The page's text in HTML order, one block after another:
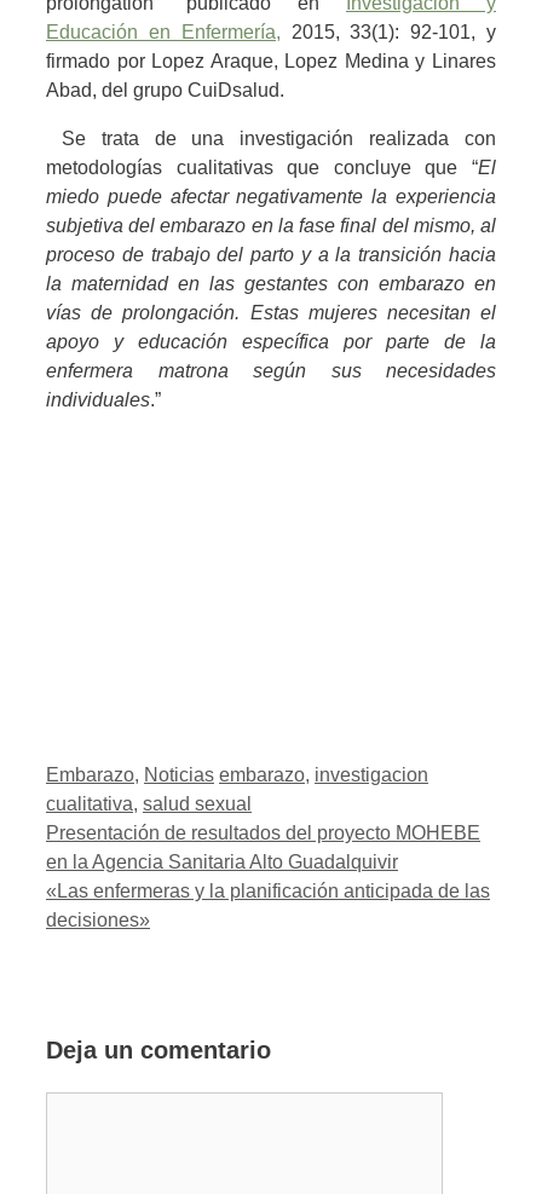
Educación en Enfermería, 2015, 33(1): 92-101, y
firmado por Lopez Araque, Lopez Medina y Linares
Abad, del grupo CuiDsalud.
Se trata de una investigación realizada con
metodologías cualitativas que concluye que “El
miedo puede afectar negativamente la experiencia
subjetiva del embarazo en la fase final del mismo, al
proceso de trabajo del parto y a la transición hacia
la maternidad en las gestantes con embarazo en
vías de prolongación. Estas mujeres necesitan el
apoyo y educación específica por parte de la
enfermera matrona según sus necesidades
individuales.”
Categorías
Embarazo, Noticias Etiquetas
embarazo, investigacion
cualitativa, salud sexual
Presentación de resultados del proyecto MOHEBE
en la Agencia Sanitaria Alto Guadalquivir
«Las enfermeras y la planificación anticipada de las
decisiones»
Deja un comentario